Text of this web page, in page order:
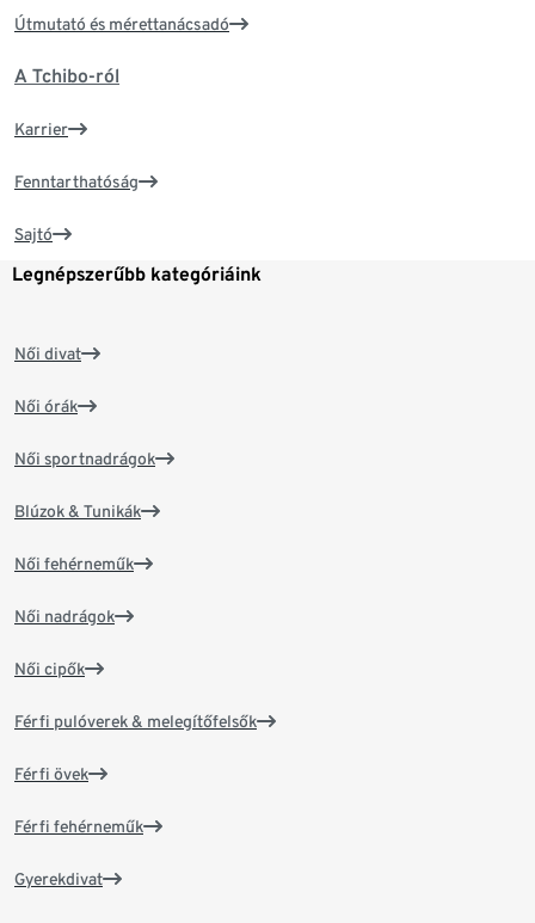
Útmutató és mérettanácsadó
A Tchibo-ról
Karrier
Fenntarthatóság
Sajtó
Legnépszerűbb kategóriáink
Női divat
Női órák
Női sportnadrágok
Blúzok & Tunikák
Női fehérneműk
Női nadrágok
Női cipők
Férfi pulóverek & melegítőfelsők
Férfi övek
Férfi fehérneműk
Gyerekdivat